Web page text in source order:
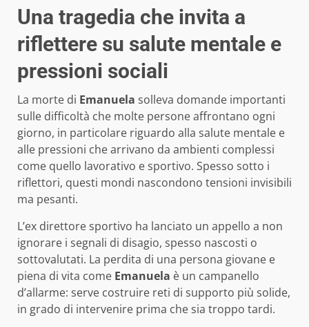
Una tragedia che invita a
riflettere su salute mentale e
pressioni sociali
La morte di Emanuela solleva domande importanti
sulle difficoltà che molte persone affrontano ogni
giorno, in particolare riguardo alla salute mentale e
alle pressioni che arrivano da ambienti complessi
come quello lavorativo e sportivo. Spesso sotto i
riflettori, questi mondi nascondono tensioni invisibili
ma pesanti.
L’ex direttore sportivo ha lanciato un appello a non
ignorare i segnali di disagio, spesso nascosti o
sottovalutati. La perdita di una persona giovane e
piena di vita come Emanuela è un campanello
d’allarme: serve costruire reti di supporto più solide,
in grado di intervenire prima che sia troppo tardi.